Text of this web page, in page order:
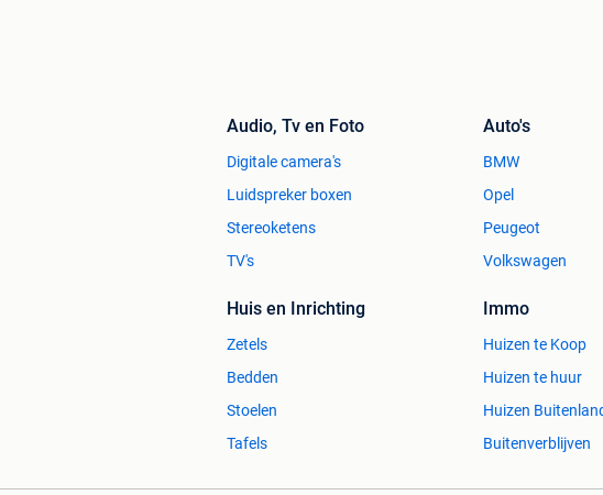
Audio, Tv en Foto
Digitale camera's
Luidspreker boxen
Stereoketens
TV's
Auto's
BMW
Opel
Peugeot
Volkswagen
Huis en Inrichting
Zetels
Bedden
Stoelen
Tafels
Immo
Huizen te Koop
Huizen te huur
Huizen
Buitenverblijven